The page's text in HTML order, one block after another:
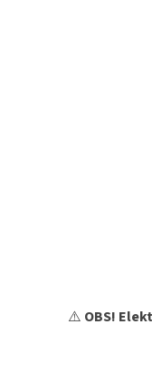
⚠️ OBS!